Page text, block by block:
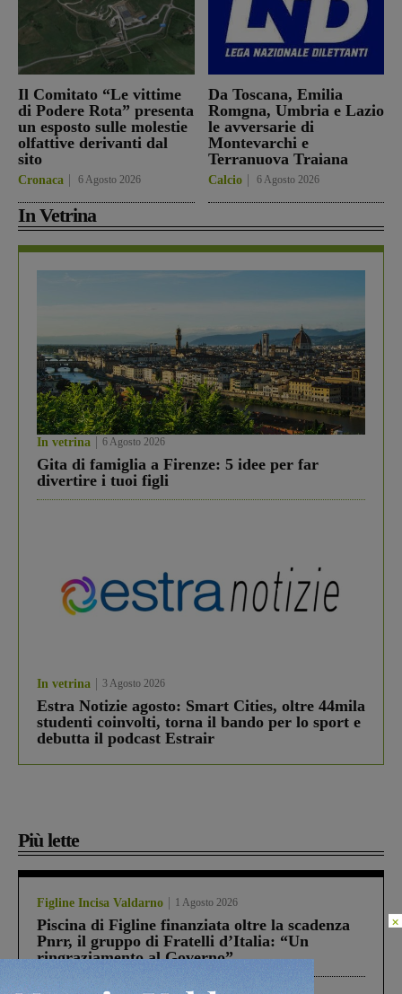
Il Comitato “Le vittime
di Podere Rota” presenta
un esposto sulle molestie
olfattive derivanti dal
sito
Cronaca 6 Agosto 2026
Da Toscana, Emilia
Romgna, Umbria e Lazio
le avversarie di
Montevarchi e
Terranuova Traiana
Calcio 6 Agosto 2026
In Vetrina
In vetrina 6 Agosto 2026
Gita di famiglia a Firenze: 5 idee per far
divertire i tuoi figli
In vetrina 3 Agosto 2026
Estra Notizie agosto: Smart Cities, oltre 44mila
studenti coinvolti, torna il bando per lo sport e
debutta il podcast Estrair
Più lette
Figline Incisa Valdarno 1 Agosto 2026
Piscina di Figline finanziata oltre la scadenza
Pnrr, il gruppo di Fratelli d’Italia: “Un
ringraziamento al Governo”
×